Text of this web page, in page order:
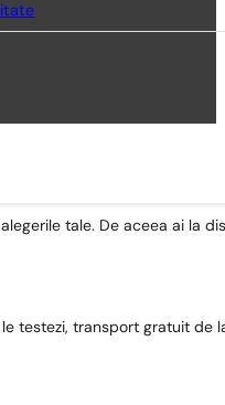
tale. De aceea ai la
testezi, transport gratuit de